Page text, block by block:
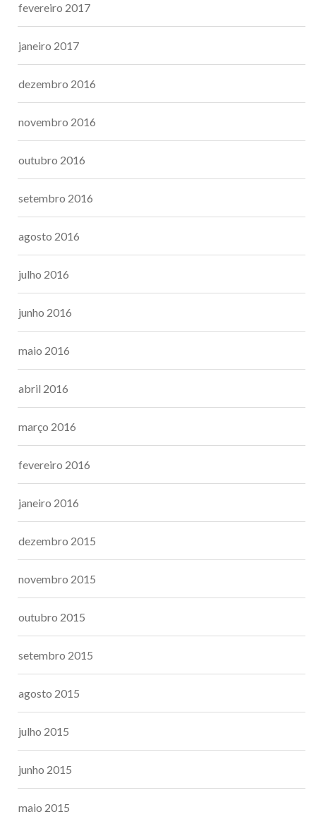
fevereiro 2017
janeiro 2017
dezembro 2016
novembro 2016
outubro 2016
setembro 2016
agosto 2016
julho 2016
junho 2016
maio 2016
abril 2016
março 2016
fevereiro 2016
janeiro 2016
dezembro 2015
novembro 2015
outubro 2015
setembro 2015
agosto 2015
julho 2015
junho 2015
maio 2015